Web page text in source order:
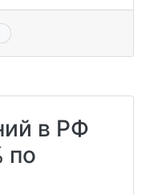
в РФ
по